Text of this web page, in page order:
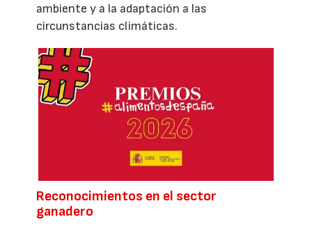
ambiente y a la adaptación a las
circunstancias climáticas.
Reconocimientos en el sector
ganadero